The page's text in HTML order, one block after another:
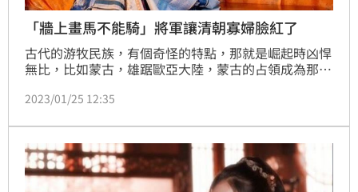
「牆上畫馬不能騎」將軍讓清朝寡婦臉紅了
古代的游牧民族，有個奇怪的特點，那就是崛起時凶悍
無比，比如蒙古，雄踞歐亞大陸，蒙古的占領成為那個
線下滑。清朝同樣如此，乾隆時期清軍戰力下降，據傳
畫馬不能騎」諷刺將軍空有樣子，沒想到將軍對出的下
聯讓她氣得滿臉通紅。
2023/01/25 12:35